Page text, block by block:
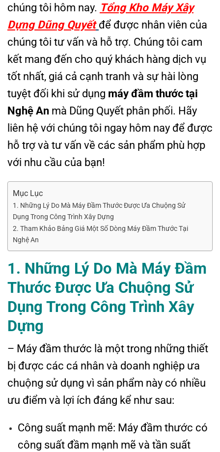
chúng tôi hôm nay. Tổng Kho Máy Xây
Dựng Dũng Quyết để được nhân viên của
chúng tôi tư vấn và hỗ trợ. Chúng tôi cam
kết mang đến cho quý khách hàng dịch vụ
tốt nhất, giá cả cạnh tranh và sự hài lòng
tuyệt đối khi sử dụng máy đầm thước tại
Nghệ An mà Dũng Quyết phân phối. Hãy
liên hệ với chúng tôi ngay hôm nay để được
hỗ trợ và tư vấn về các sản phẩm phù hợp
với nhu cầu của bạn!
Mục Lục
1. Những Lý Do Mà Máy Đầm Thước Được Ưa Chuộng Sử
Dụng Trong Công Trình Xây Dựng
2. Tham Khảo Bảng Giá Một Số Dòng Máy Đầm Thước Tại
Nghệ An
1. Những Lý Do Mà Máy Đầm
Thước Được Ưa Chuộng Sử
Dụng Trong Công Trình Xây
Dựng
– Máy đầm thước là một trong những thiết
bị được các cá nhân và doanh nghiệp ưa
chuộng sử dụng vì sản phẩm này có nhiều
ưu điểm và lợi ích đáng kể như sau:
Công suất mạnh mẽ: Máy đầm thước có
công suất đầm mạnh mẽ và tần suất